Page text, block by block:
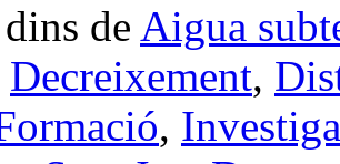
de Aigua
Decreixement,
,